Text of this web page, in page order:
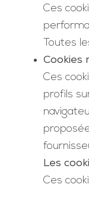
Ces
Toutes
Cookies
Ces
profils
Les
Ces